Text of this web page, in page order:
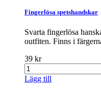
Fingerlösa spetshandskar
Svarta fingerlösa
outfiten. Finns i
39 kr
Lägg till